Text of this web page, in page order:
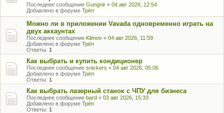
Последнее сообщение Gungnir « 04 авг 2026, 12:54
Добавлено в форуме Трёп
Можно ли в приложении Vavada одновременно играть на
двух аккаунтах
Последнее сообщение Klimov « 04 авг 2026, 11:59
Добавлено в форуме Трёп
Ответы: 1
Как выбрать и купить кондиционер
Последнее сообщение snickers « 04 авг 2026, 05:06
Добавлено в форуме Трёп
Ответы: 1
Как выбрать лазерный станок с ЧПУ для бизнеса
Последнее сообщение bard « 03 авг 2026, 15:33
Добавлено в форуме Трёп
Ответы: 1